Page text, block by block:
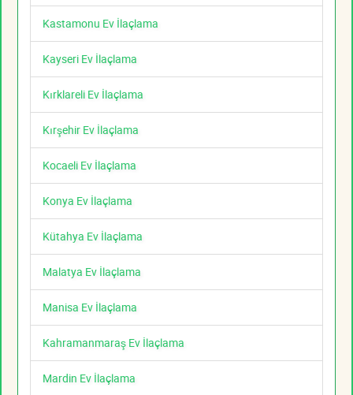
Kastamonu Ev İlaçlama
Kayseri Ev İlaçlama
Kırklareli Ev İlaçlama
Kırşehir Ev İlaçlama
Kocaeli Ev İlaçlama
Konya Ev İlaçlama
Kütahya Ev İlaçlama
Malatya Ev İlaçlama
Manisa Ev İlaçlama
Kahramanmaraş Ev İlaçlama
Mardin Ev İlaçlama